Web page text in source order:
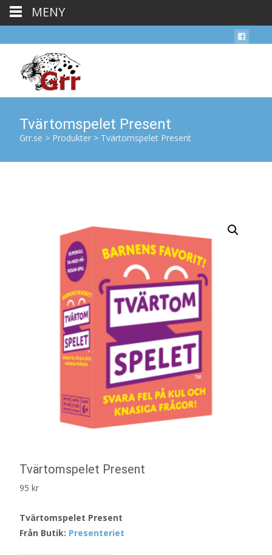
Tvärtomspelet Present
Grr.se > Produkter > Tvärtomspelet Present
Tvärtomspelet Present
95 kr
Tvärtomspelet Present
Från Butik: Presenteriet
MENY